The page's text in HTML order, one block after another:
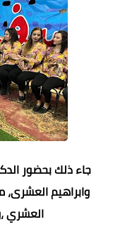
جاء ذلك بحضور
وابراهيم العشرى،
العشري